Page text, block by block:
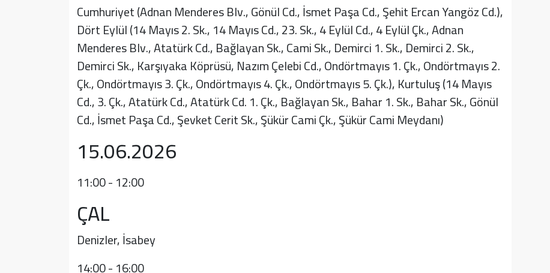
Cumhuriyet (Adnan Menderes Blv., Gönül Cd., İsmet Paşa Cd., Şehit Ercan Yangöz Cd.),
Dört Eylül (14 Mayıs 2. Sk., 14 Mayıs Cd., 23. Sk., 4 Eylül Cd., 4 Eylül Çk., Adnan
Menderes Blv., Atatürk Cd., Bağlayan Sk., Cami Sk., Demirci 1. Sk., Demirci 2. Sk.,
Demirci Sk., Karşıyaka Köprüsü, Nazım Çelebi Cd., Ondörtmayıs 1. Çk., Ondörtmayıs 2.
Çk., Ondörtmayıs 3. Çk., Ondörtmayıs 4. Çk., Ondörtmayıs 5. Çk.), Kurtuluş (14 Mayıs
Cd., 3. Çk., Atatürk Cd., Atatürk Cd. 1. Çk., Bağlayan Sk., Bahar 1. Sk., Bahar Sk., Gönül
Cd., İsmet Paşa Cd., Şevket Cerit Sk., Şükür Cami Çk., Şükür Cami Meydanı)
15.06.2026
11:00 - 12:00
ÇAL
Denizler, İsabey
14:00 - 16:00